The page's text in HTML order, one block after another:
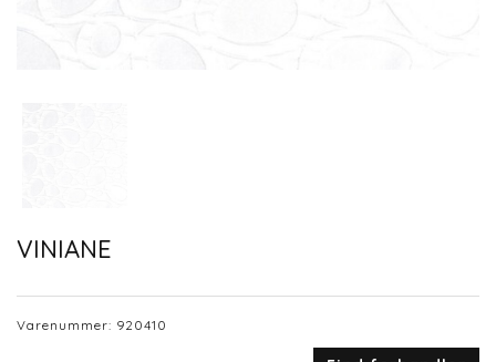
VINIANE
Varenummer: 920410